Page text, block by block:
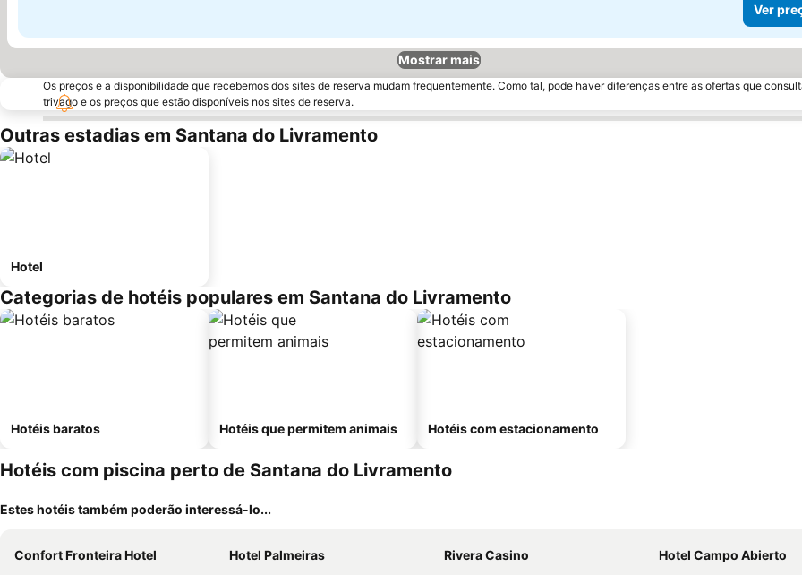
Ver
Mostrar mais
Os preços e a disponibilidade que recebemos dos sites de reserva mudam frequentemente. Como tal, pode haver diferenças entre as ofertas que
trivago e os preços que estão disponíveis nos sites de reserva.
Outras estadias em Santana do Livramento
Hotel
Categorias de hotéis populares em Santana do Livramento
Hotéis baratos Hotéis que permitem animais Hotéis com estacionamento
Hotéis com piscina perto de Santana do Livramento
Estes hotéis também poderão interessá-lo...
Confort Fronteira Hotel Hotel Palmeiras Rivera Casino
Hotel Campo Abierto